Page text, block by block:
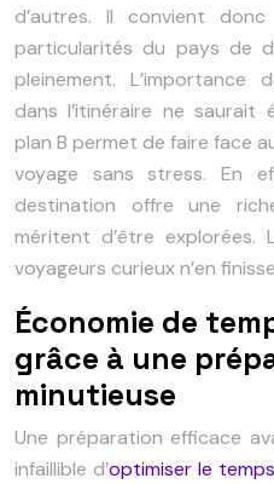
d’autres. Il convient
particularités du pays de
pleinement.
dans l’itinéraire ne saurait
plan B permet de faire face
voyage sans stress. En
destination offre une
méritent d’être
voyageurs curieux n’en
Économie de
grâce à une
minutieuse
Une préparation efficace
infaillible d’optimiser le